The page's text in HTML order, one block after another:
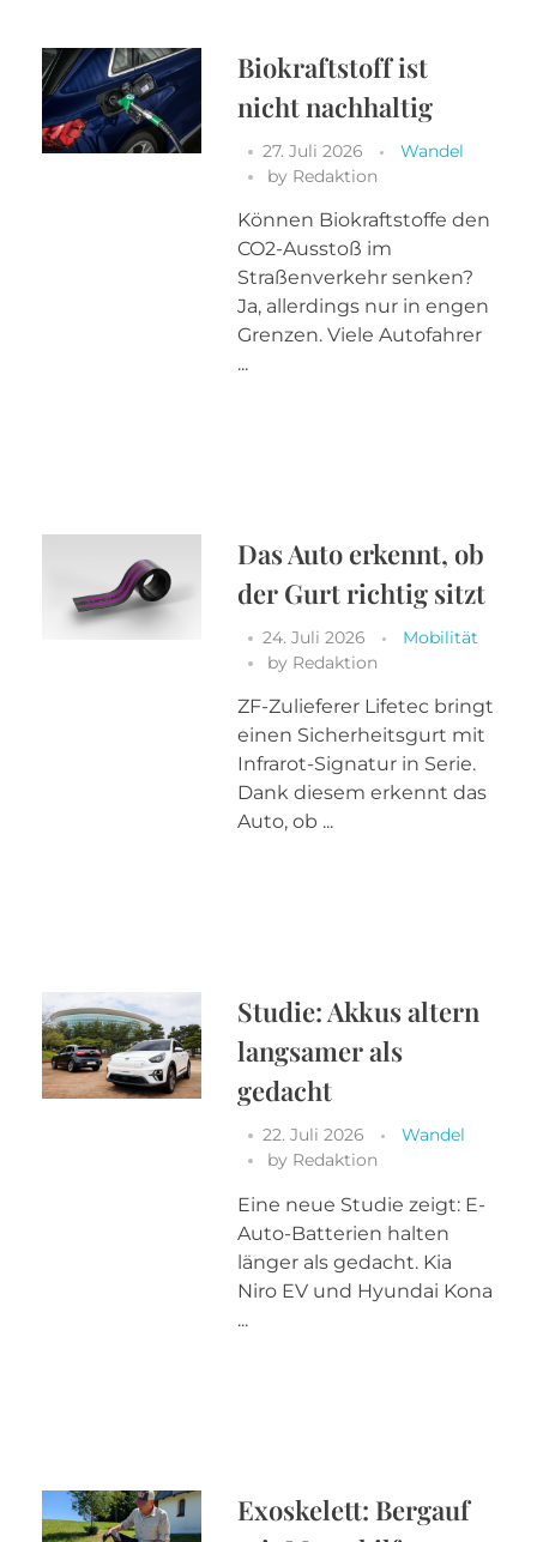
Biokraftstoff ist
nicht nachhaltig
27. Juli 2026
Wandel
by Redaktion
Können Biokraftstoffe den
CO2-Ausstoß im
Straßenverkehr senken?
Ja, allerdings nur in engen
Grenzen. Viele Autofahrer
...
Das Auto erkennt, ob
der Gurt richtig sitzt
24. Juli 2026
Mobilität
by Redaktion
ZF-Zulieferer Lifetec bringt
einen Sicherheitsgurt mit
Infrarot-Signatur in Serie.
Dank diesem erkennt das
Auto, ob ...
Studie: Akkus altern
langsamer als
gedacht
22. Juli 2026
Wandel
by Redaktion
Eine neue Studie zeigt: E-
Auto-Batterien halten
länger als gedacht. Kia
Niro EV und Hyundai Kona
...
Exoskelett: Bergauf